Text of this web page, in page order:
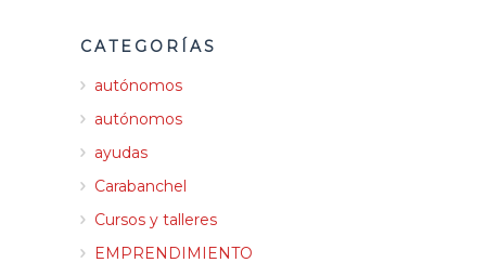
CATEGORÍAS
autónomos
autónomos
ayudas
Carabanchel
Cursos y talleres
EMPRENDIMIENTO